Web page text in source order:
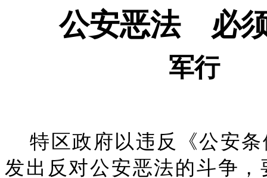
公安恶法 必
军行
特区政府以违反《公安
发出反对公安恶法的斗争